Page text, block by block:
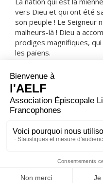
vers Dieu et qui ont été
son peuple ! Le Seigneur
malheurs-là ! Dieu a
prodiges magnifiques,
les païens.
RÉPONS
V/ Je te rends grâce,
tu es pour moi le salut.
ORAISON
unique demeure devant